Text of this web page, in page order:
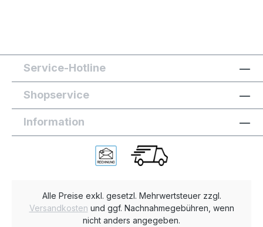
Service-Hotline
Shopservice
Information
Alle Preise exkl. gesetzl. Mehrwertsteuer zzgl.
Versandkosten und ggf. Nachnahmegebühren, wenn
nicht anders angegeben.